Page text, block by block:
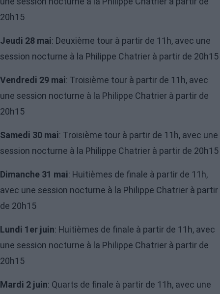
20h15
Jeudi 28 mai: Deuxième tour à partir de 11h, avec une
session nocturne à la Philippe Chatrier à partir de 20h15
Vendredi 29 mai: Troisième tour à partir de 11h, avec
une session nocturne à la Philippe Chatrier à partir de
20h15
Samedi 30 mai: Troisième tour à partir de 11h, avec une
session nocturne à la Philippe Chatrier à partir de 20h15
Dimanche 31 mai: Huitièmes de finale à partir de 11h,
avec une session nocturne à la Philippe Chatrier à partir
de 20h15
Lundi 1er juin: Huitièmes de finale à partir de 11h, avec
une session nocturne à la Philippe Chatrier à partir de
20h15
Mardi 2 juin: Quarts de finale à partir de 11h, avec une